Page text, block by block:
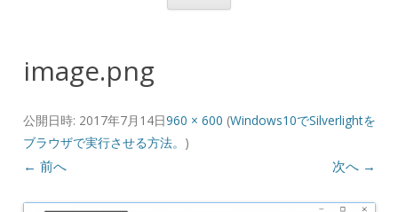
image.png
公開日時: 2017年7月14日960 × 600 (Windows10でSilverlightを
ブラウザで実行させる方法。 )
← 前へ 次へ →